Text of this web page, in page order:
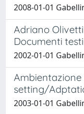
2008-01-01
Adriano
Documenti
2002-01-01
setting/
2003-01-01